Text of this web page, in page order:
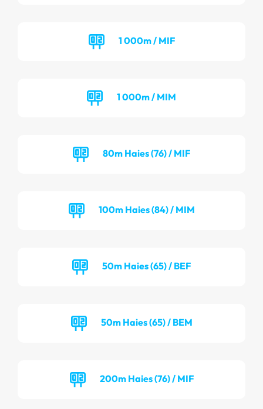
1 000m / MIF
1 000m / MIM
80m Haies (76) / MIF
100m Haies (84) / MIM
50m Haies (65) / BEF
50m Haies (65) / BEM
200m Haies (76) / MIF